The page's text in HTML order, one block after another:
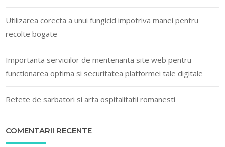
Utilizarea corecta a unui fungicid impotriva manei pentru
recolte bogate
Importanta serviciilor de mentenanta site web pentru
functionarea optima si securitatea platformei tale digitale
Retete de sarbatori si arta ospitalitatii romanesti
COMENTARII RECENTE